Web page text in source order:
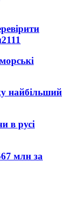
2111
найбільший
в русі
млн за